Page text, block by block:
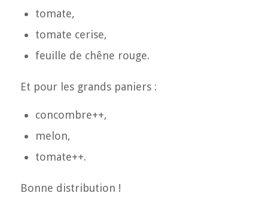
tomate,
tomate cerise,
feuille de chêne rouge.
Et pour les grands paniers :
concombre++,
melon,
tomate++.
Bonne distribution !